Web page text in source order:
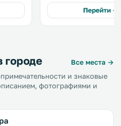
с духовкой,
плитой, кофемашиной и
чайником. .
Перейти →
городе
Все места →
и знаковые
фотографиями и